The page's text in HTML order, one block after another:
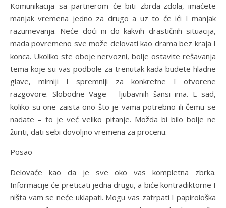
Komunikacija sa partnerom će biti zbrda-zdola, imaćete
manjak vremena jedno za drugo a uz to će ići I manjak
razumevanja. Neće doći ni do kakvih drastičnih situacija,
mada povremeno sve može delovati kao drama bez kraja I
konca. Ukoliko ste oboje nervozni, bolje ostavite rešavanja
tema koje su vas podbole za trenutak kada budete hladne
glave, mirniji I spremniji za konkretne I otvorene
razgovore. Slobodne Vage – ljubavnih šansi ima. E sad,
koliko su one zaista ono što je vama potrebno ili čemu se
nadate – to je već veliko pitanje. Možda bi bilo bolje ne
žuriti, dati sebi dovoljno vremena za procenu.
Posao
Delovaće kao da je sve oko vas kompletna zbrka.
Informacije će preticati jedna drugu, a biće kontradiktorne I
ništa vam se neće uklapati. Mogu vas zatrpati I papirološka